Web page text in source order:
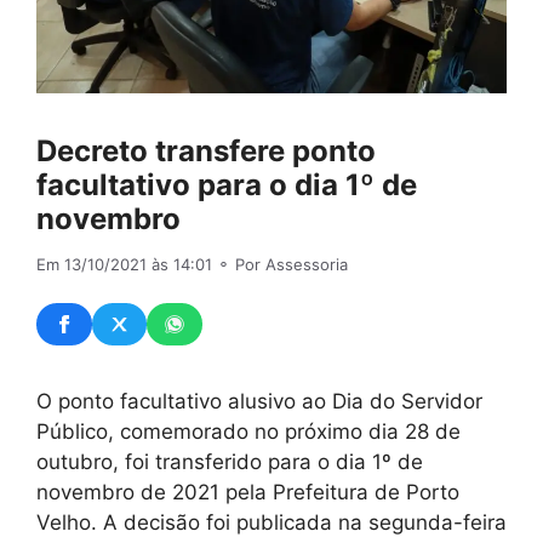
Decreto transfere ponto
facultativo para o dia 1º de
novembro
Em 13/10/2021 às 14:01 ⚬ Por Assessoria
O ponto facultativo alusivo ao Dia do Servidor
Público, comemorado no próximo dia 28 de
outubro, foi transferido para o dia 1º de
novembro de 2021 pela Prefeitura de Porto
Velho. A decisão foi publicada na segunda-feira